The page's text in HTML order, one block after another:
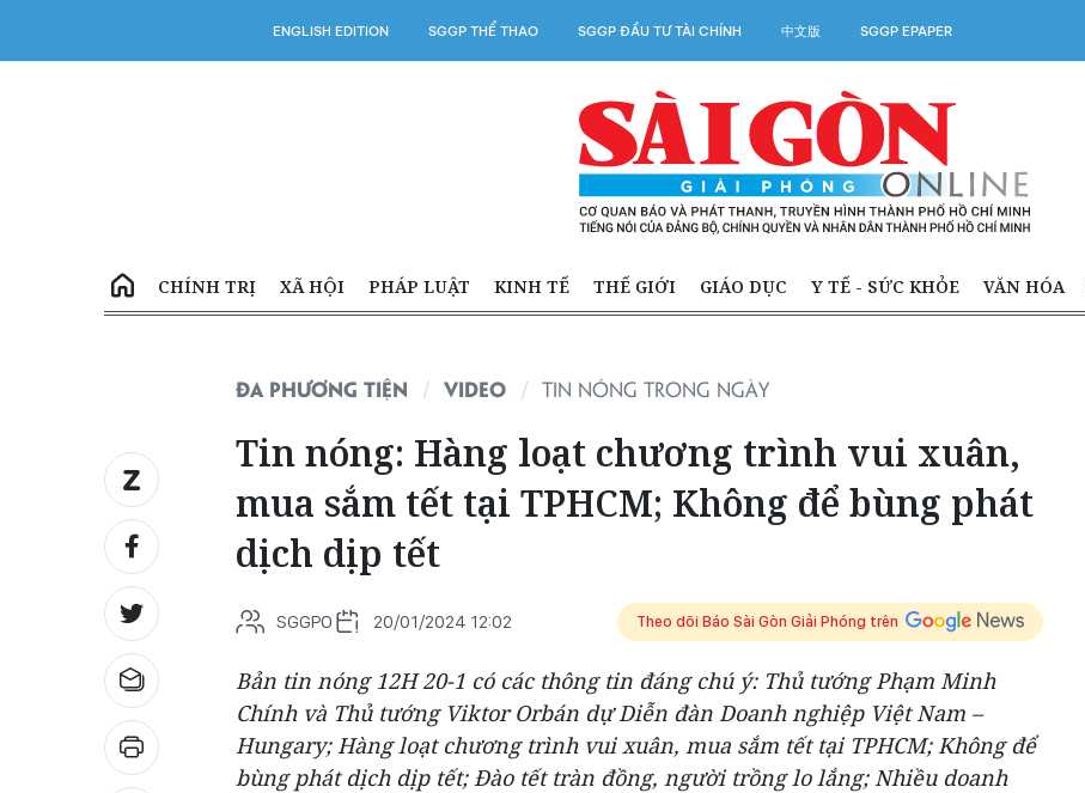
ENGLISH EDITION SGGP THỂ THAO SGGP ĐẦU TƯ TÀI CHÍNH 中文版 SGGP EPAPER
CHÍNH TRỊ XÃ HỘI PHÁP LUẬT KINH TẾ THẾ GIỚI GIÁO DỤC Y TẾ - SỨC KHỎE VĂN HÓA
ĐA PHƯƠNG TIỆN VIDEO TIN NÓNG TRONG NGÀY
Tin nóng: Hàng loạt chương trình vui xuân,
mua sắm tết tại TPHCM; Không để bùng phát
dịch dịp tết
SGGPO 20/01/2024 12:02 Theo dõi Báo Sài Gòn Giải Phóng trên
Bản tin nóng 12H 20-1 có các thông tin đáng chú ý: Thủ tướng Phạm Minh
Chính và Thủ tướng Viktor Orbán dự Diễn đàn Doanh nghiệp Việt Nam –
Hungary; Hàng loạt chương trình vui xuân, mua sắm tết tại TPHCM; Không để
bùng phát dịch dịp tết; Đào tết tràn đồng, người trồng lo lắng; Nhiều doanh